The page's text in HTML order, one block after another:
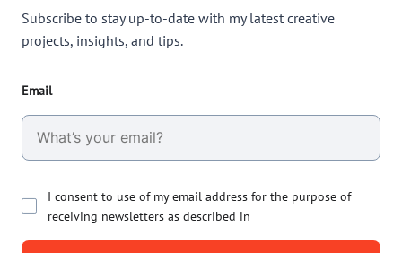
Subscribe to stay up-to-date with my latest creative
projects, insights, and tips.
Email
I consent to use of my email address for the purpose of
receiving newsletters as described in